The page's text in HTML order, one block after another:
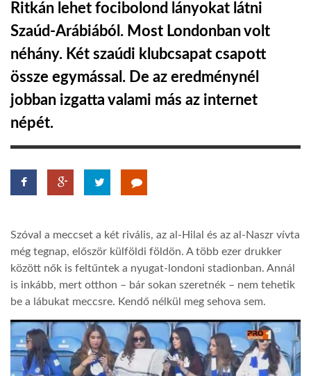
LINKTR.EE
GLOBOZSARU
DOBRAVERO.HU
LATIMO.HU
GLOBOBOOK
Ritkán lehet focibolond lányokat látni
Szaúd-Arábiából. Most Londonban volt
néhány. Két szaúdi klubcsapat csapott
össze egymással. De az eredménynél
jobban izgatta valami más az internet
népét.
Szóval a meccset a két rivális, az al-Hilal és az al-Naszr vívta
még tegnap, először külföldi földön. A több ezer drukker
között nők is feltűntek a nyugat-londoni stadionban. Annál
is inkább, mert otthon – bár sokan szeretnék – nem tehetik
be a lábukat meccsre. Kendő nélkül meg sehova sem.